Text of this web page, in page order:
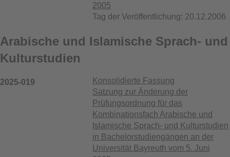
2005
Tag der Veröffentlichung: 20.12.2006
Arabische und Islamische Sprach- und
Kulturstudien
2025-019
Konsolidierte Fassung
Satzung zur Änderung der
Prüfungsordnung für das
Kombinationsfach Arabische und
Islamische Sprach- und Kulturstudien
in Bachelorstudiengängen an der
Universität Bayreuth vom 5. Juni